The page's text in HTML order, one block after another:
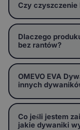
Czy czyszczenie
Dlaczego
bez rantów?
OMEVO EVA
innych
Co jeśli jestem
jakie dywaniki